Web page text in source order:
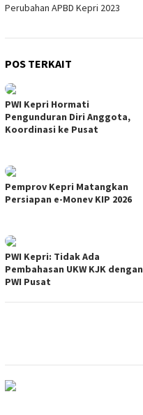
Perubahan APBD Kepri 2023
POS TERKAIT
PWI Kepri Hormati
Pengunduran Diri Anggota,
Koordinasi ke Pusat
Pemprov Kepri Matangkan
Persiapan e-Monev KIP 2026
PWI Kepri: Tidak Ada
Pembahasan UKW KJK dengan
PWI Pusat